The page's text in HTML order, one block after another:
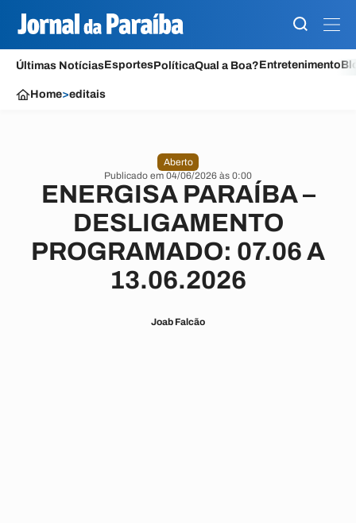
Últimas NotíciasEsportesPolíticaQual a Boa?Entretenimento
Home>editais
Aberto
Publicado em 04/06/2026 às 0:00
ENERGISA PARAÍBA –
DESLIGAMENTO
PROGRAMADO: 07.06 A
13.06.2026
Joab Falcão